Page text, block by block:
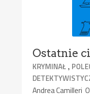
Ostatnie
KRYMINAŁ ,
Andrea Camilleri